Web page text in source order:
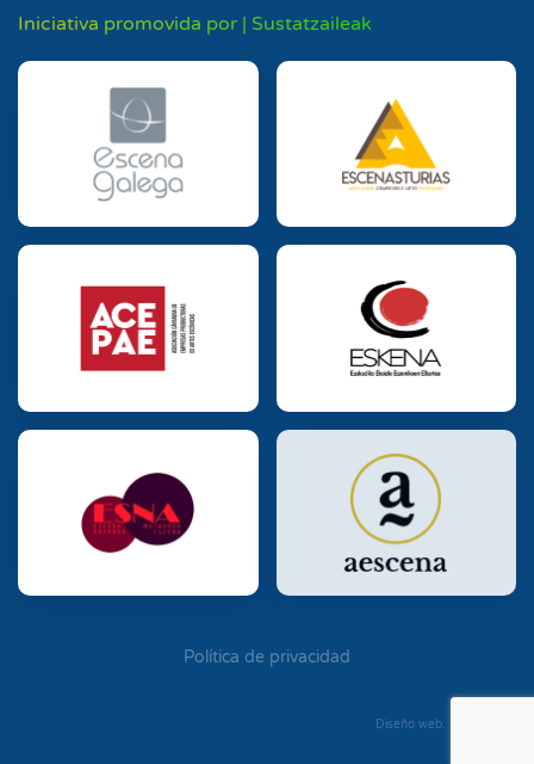
Iniciativa promovida por | Sustatzaileak
Política de privacidad
Diseño web: Diego Seixo